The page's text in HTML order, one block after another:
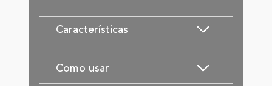
Características
Como usar